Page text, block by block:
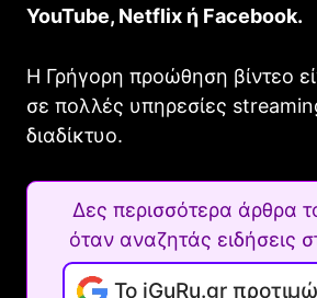
YouTube, Netflix ή Facebook.
Η Γρήγορη προώθηση βίντεο
σε πολλές υπηρεσίες
διαδίκτυο.
Δες περισσότερα άρθρα
όταν αναζητάς ειδήσεις
Το iGuRu.gr